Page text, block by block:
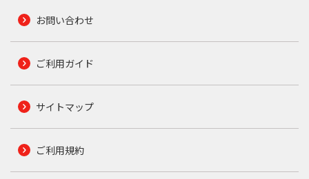
お問い合わせ
ご利用ガイド
サイトマップ
ご利用規約